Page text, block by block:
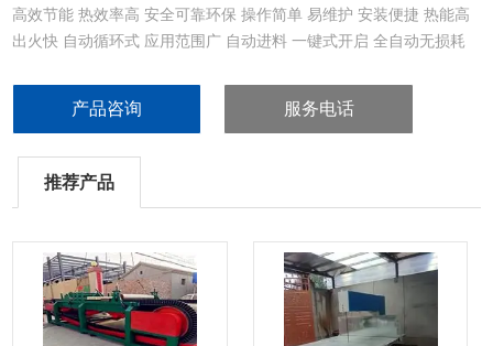
高效节能 热效率高 安全可靠环保 操作简单 易维护 安装便捷 热能高
出火快 自动循环式 应用范围广 自动进料 一键式开启 全自动无损耗
产品咨询 服务电话
推荐产品